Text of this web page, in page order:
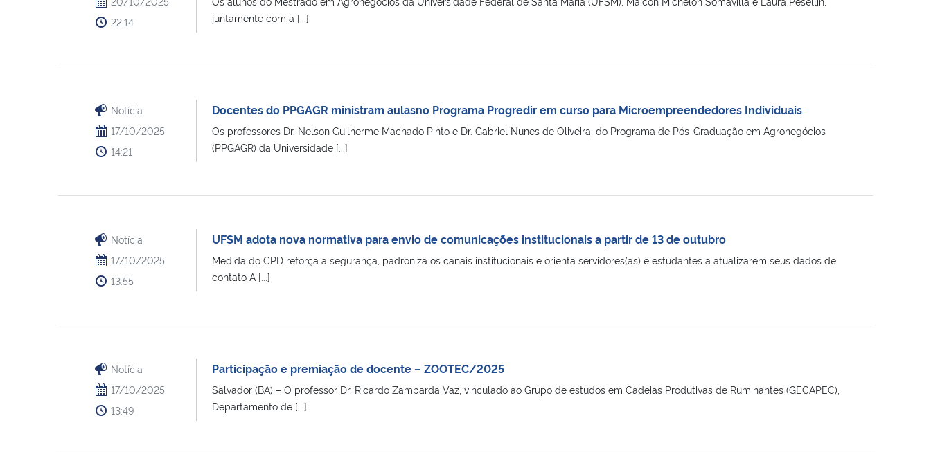
22:14
juntamente com a [...]
Notícia
17/10/2025
14:21
Docentes do PPGAGR ministram aulasno Programa Progredir em curso para Microempreendedores Individuais
Os professores Dr. Nelson Guilherme Machado Pinto e Dr. Gabriel Nunes de Oliveira, do Programa de Pós-Graduação em Agronegócios
(PPGAGR) da Universidade [...]
Notícia
17/10/2025
13:55
UFSM adota nova normativa para envio de comunicações institucionais a partir de 13 de outubro
Medida do CPD reforça a segurança, padroniza os canais institucionais e orienta servidores(as) e estudantes a atualizarem seus dados de
contato A [...]
Notícia
17/10/2025
13:49
Participação e premiação de docente – ZOOTEC/2025
Salvador (BA) – O professor Dr. Ricardo Zambarda Vaz, vinculado ao Grupo de estudos em Cadeias Produtivas de Ruminantes (GECAPEC),
Departamento de [...]